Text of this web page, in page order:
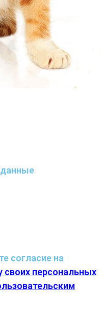
данные
согласие на
своих персональных